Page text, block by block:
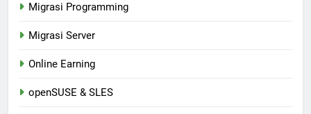
Migrasi Programming
Migrasi Server
Online Earning
openSUSE & SLES